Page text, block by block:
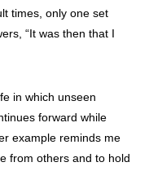
times, only one set
“It was then that I
in which unseen
forward while
example reminds me
from others and to hold